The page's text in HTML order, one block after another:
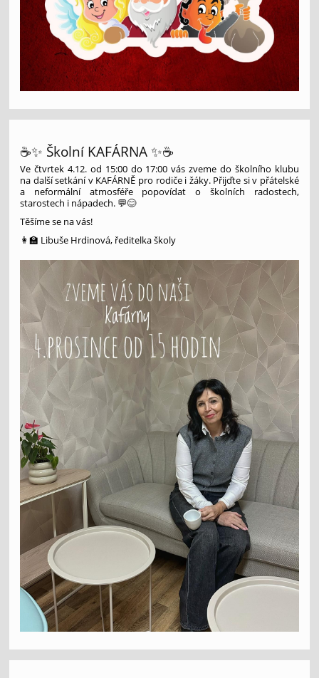
☕✨ Školní KAFÁRNA ✨☕
Ve čtvrtek 4.12. od 15:00 do 17:00 vás zveme do školního klubu
na další setkání v KAFÁRNĚ pro rodiče i žáky. Přijďte si v přátelské
a neformální atmosféře popovídat o školních radostech,
starostech i nápadech. 💬😊
Těšíme se na vás!
👩‍🏫 Libuše Hrdinová, ředitelka školy